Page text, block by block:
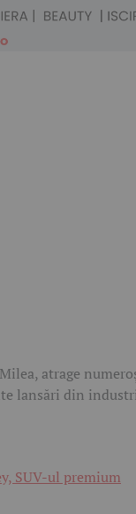
atrage
lansări din
SUV-ul premium